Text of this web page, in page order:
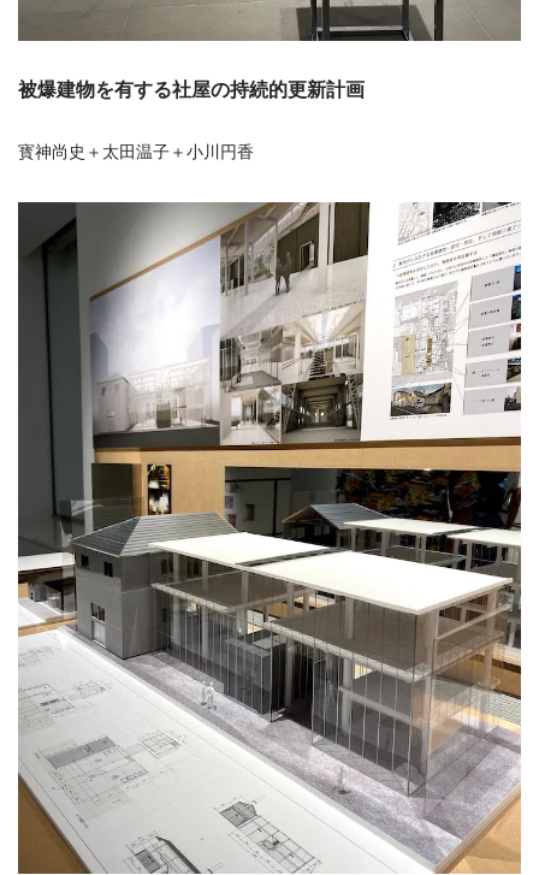
被爆建物を有する社屋の持続的更新計画
寳神尚史＋太田温子＋小川円香